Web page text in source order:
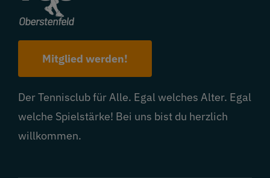
Mitglied werden!
Der Tennisclub für Alle. Egal welches Alter. Egal
welche Spielstärke! Bei uns bist du herzlich
willkommen.